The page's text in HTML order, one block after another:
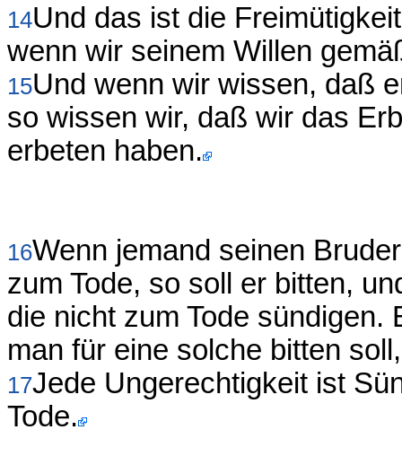
14Und das ist die
wenn wir seinem Willen
15Und wenn wir wissen, daß
so wissen wir, daß wir das
erbeten haben.
16Wenn jemand seinen
zum Tode, so soll er bitten,
die nicht zum Tode sündigen.
man für eine solche bitten
17Jede Ungerechtigkeit ist
Tode.